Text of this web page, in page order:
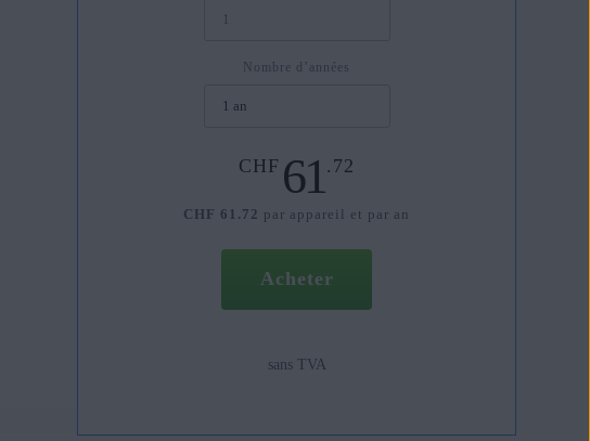
Nombre d’années
CHF 61 .72
CHF 61.72 par appareil et par an
Acheter
sans TVA